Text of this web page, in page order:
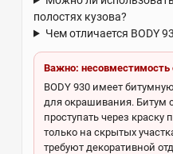
полостях кузова?
Чем отличается BODY
Важно:
BODY 930 имеет
для окрашивания. Битум
проступать через краску
только на скрытых
требуют декоративной